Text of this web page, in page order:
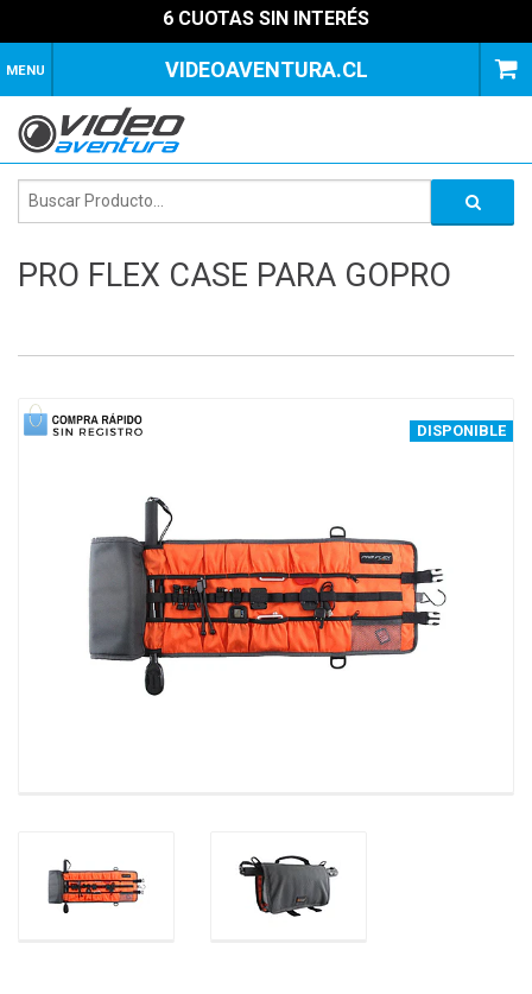
6 CUOTAS SIN INTERÉS
MENU VIDEOAVENTURA.CL
PRO FLEX CASE PARA GOPRO
DISPONIBLE
1 of 2